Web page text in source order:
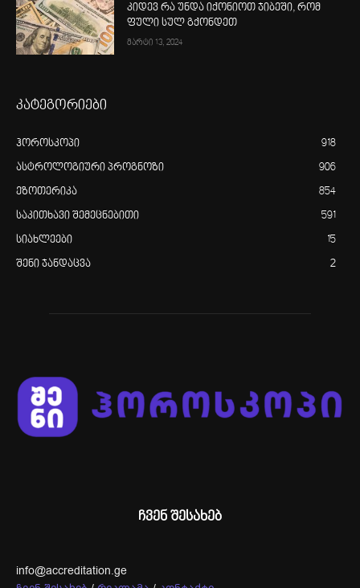
კიდევ რა უნდა იქონიოთ ჯიბეში, რომ
ფული სულ გქონდეთ
მარტი 13, 2024
კატეგორიები
ჰოროსკოპი 918
ასტროლოგიური პროგნოზი 906
ეზოთერიკა 854
საკითხავი შემეცნებითი 591
სიახლეები 15
შენი ჯანდაცვა 2
ჩვენ შესახებ
info@accreditation.ge